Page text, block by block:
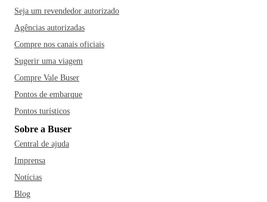
Seja um revendedor autorizado
Agências autorizadas
Compre nos canais oficiais
Sugerir uma viagem
Compre Vale Buser
Pontos de embarque
Pontos turísticos
Sobre a Buser
Central de ajuda
Imprensa
Notícias
Blog